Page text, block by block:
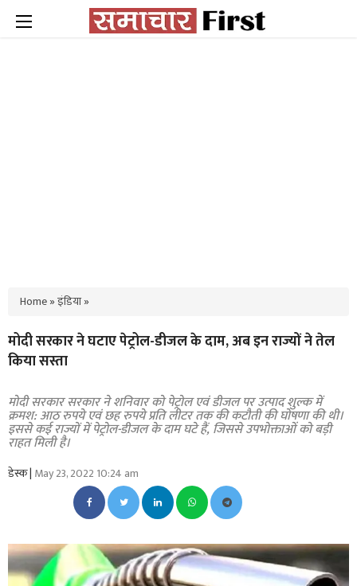
Home»इंडिया»
मोदी सरकार ने घटाए पेट्रोल-डीजल के दाम, अब इन राज्यों ने तेल
किया सस्ता
मोदी सरकार सरकार ने शनिवार को पेट्रोल एवं डीजल पर उत्पाद शुल्क में
क्रमश: आठ रुपये एवं छह रुपये प्रति लीटर तक की कटौती की घोषणा की थी।
इससे कई राज्यों में पेट्रोल-डीजल के दाम घटे हैं, जिससे उपभोक्ताओं को बड़ी
राहत मिली है।
डेस्क | May 23, 2022 10:24 am